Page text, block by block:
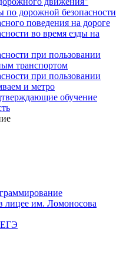
по дорожной безопасности
поведения на дороге
во время езды на
при пользовании
транспортом
при пользовании
и метро
обучение
лицее им. Ломоносова